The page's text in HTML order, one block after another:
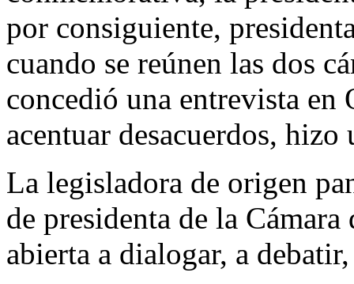
por consiguiente,
cuando se reúnen las dos
concedió una entrevista en
acentuar desacuerdos,
La legisladora de origen
de presidenta de la
abierta a dialogar, a